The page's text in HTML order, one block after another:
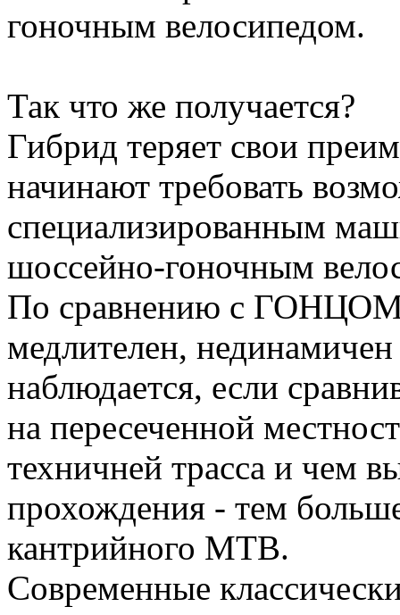
гоночным велосипедом.
Так что же получается?
Гибрид теряет свои
начинают требовать
специализированным
шоссейно-гоночным
По сравнению с
медлителен,
наблюдается, если
на пересеченной
техничней трасса и чем
прохождения - тем
кантрийного MTB.
Современные